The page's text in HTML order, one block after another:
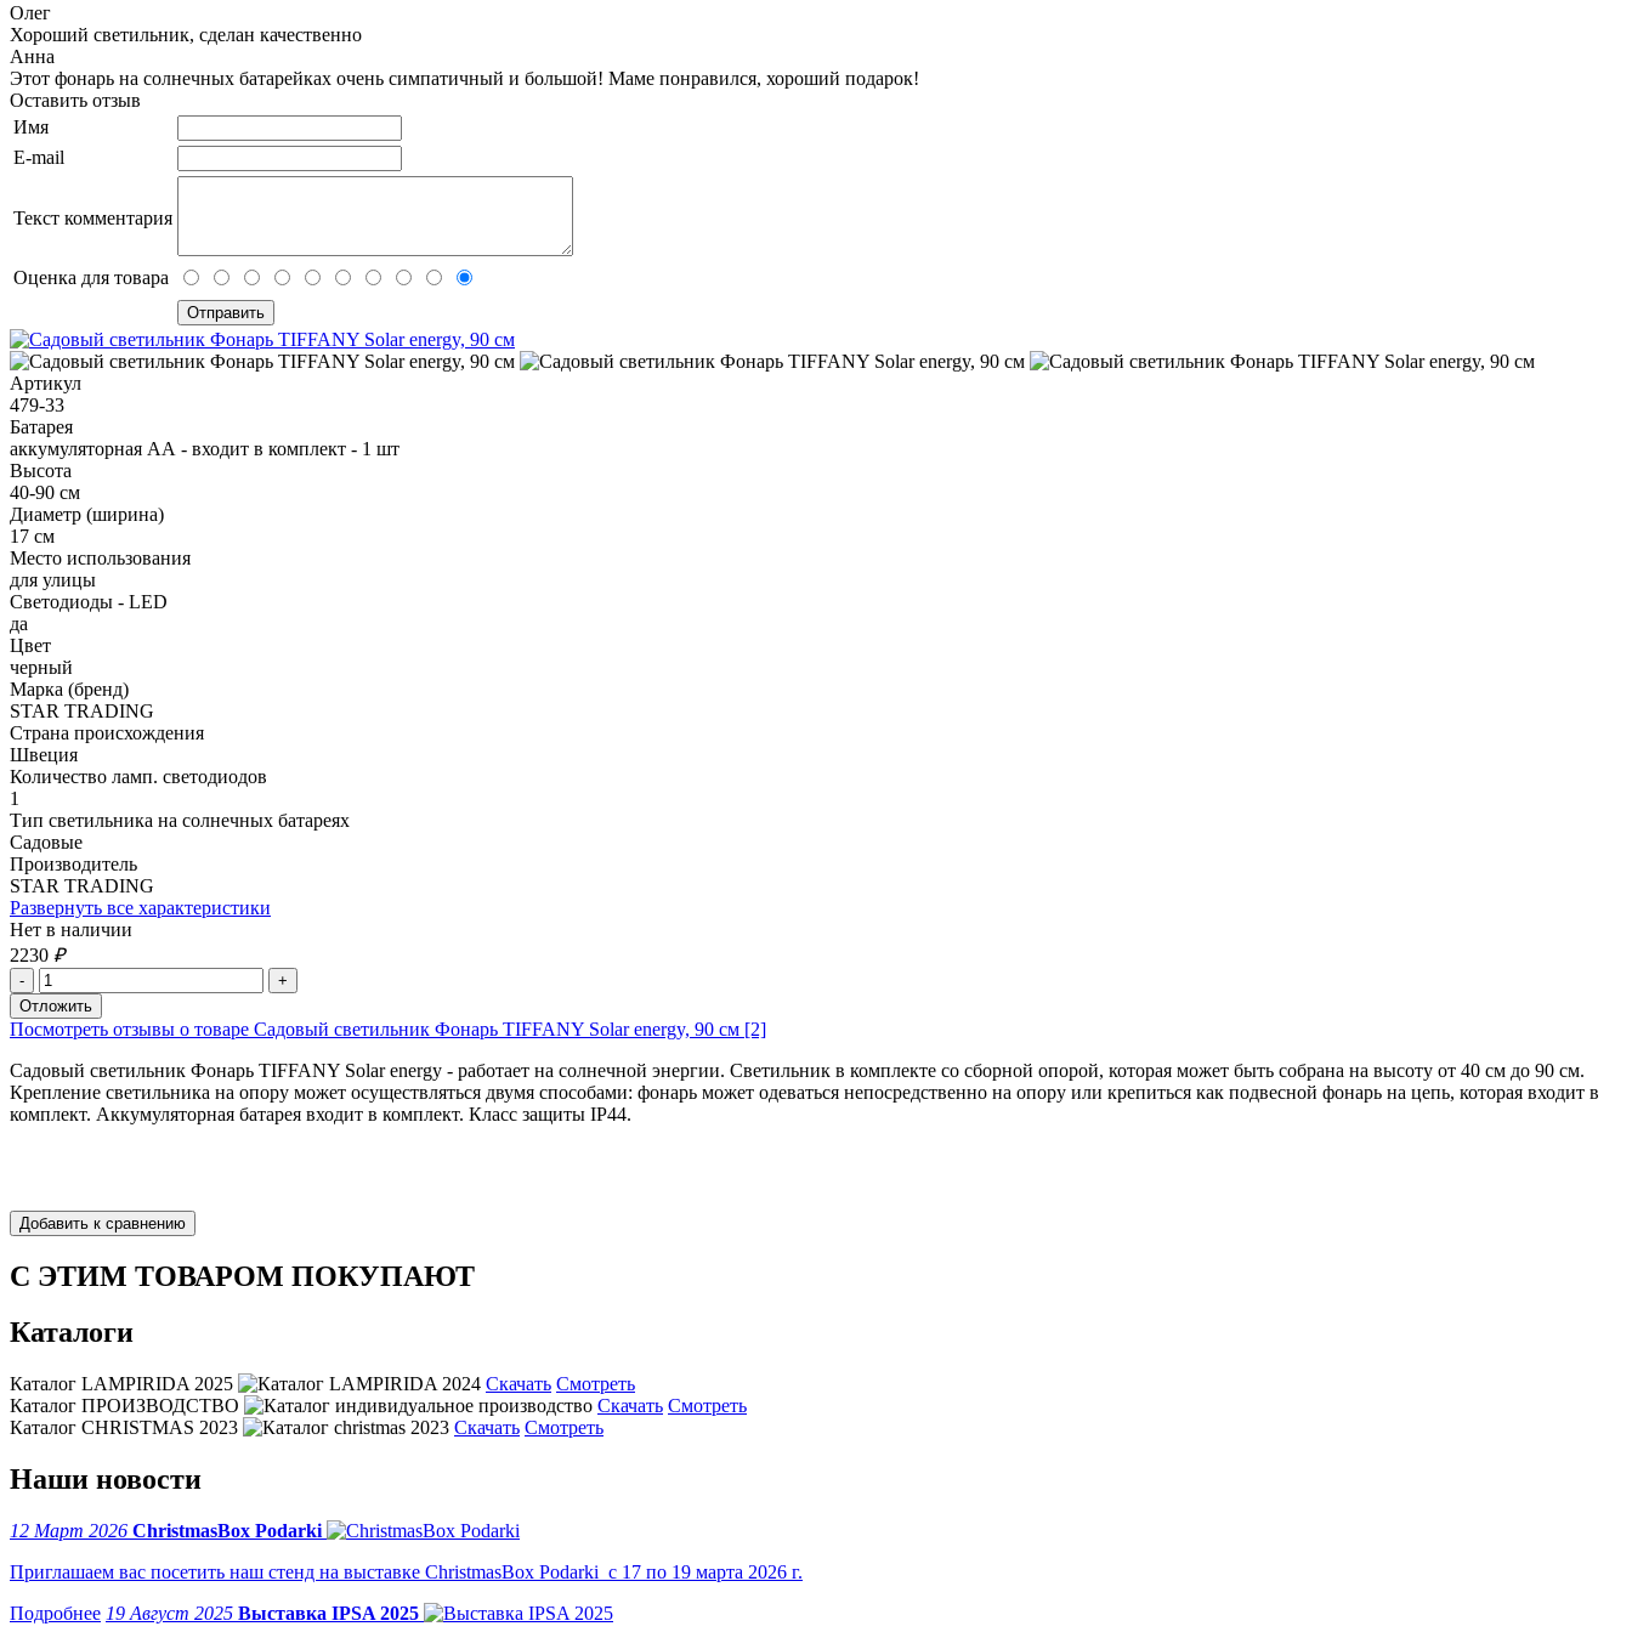
Олег
Хороший светильник, сделан качественно
Анна
Этот фонарь на солнечных батарейках очень симпатичный и большой! Маме понравился, хороший подарок!
Оставить отзыв
Имя
E-mail
Текст комментария
Оценка для товара
Артикул
479-33
Батарея
аккумуляторная АА - входит в комплект - 1 шт
Высота
40-90 см
Диаметр (ширина)
17 см
Место использования
для улицы
Светодиоды - LED
да
Цвет
черный
Марка (бренд)
STAR TRADING
Страна происхождения
Швеция
Количество ламп. светодиодов
1
Тип светильника на солнечных батареях
Садовые
Производитель
STAR TRADING
Развернуть все характеристики
Нет в наличии
2230 ₽
Посмотреть отзывы о товаре Садовый светильник Фонарь TIFFANY Solar energy, 90 см [2]
Садовый светильник Фонарь TIFFANY Solar energy - работает на солнечной энергии. Светильник в комплекте со сборной опорой, которая может быть собрана на высоту от 40 см до 90 см.
Крепление светильника на опору может осуществляться двумя способами: фонарь может одеваться непосредственно на опору или крепиться как подвесной фонарь на цепь, которая входит в
комплект. Аккумуляторная батарея входит в комплект. Класс защиты IP44.
С ЭТИМ ТОВАРОМ ПОКУПАЮТ
Каталоги
Каталог LAMPIRIDA 2025 Скачать Смотреть
Каталог ПРОИЗВОДСТВО
Скачать Смотреть
Каталог CHRISTMAS 2023
Скачать Смотреть
Наши новости
12 Март 2026 ChristmasBox Podarki
Приглашаем вас посетить наш стенд на выставке ChristmasBox Podarki с 17 по 19 марта 2026 г.
19 Август 2025 Выставка IPSA 2025